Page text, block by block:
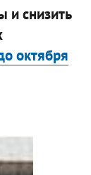
и снизить
октября